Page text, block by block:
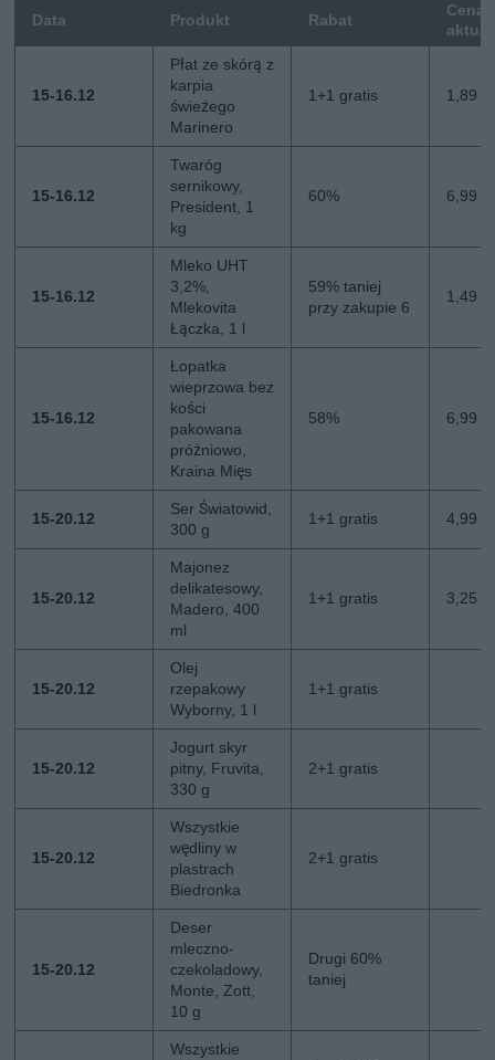
Data Produkt Rabat
Cena
15-16.12
Płat ze skórą z
karpia
świeżego
Marinero
1+1 gratis 1,89
15-16.12
Twaróg
sernikowy,
President, 1
kg
60% 6,99
15-16.12
Mleko UHT
3,2%,
Mlekovita
Łączka, 1 l
59% taniej
przy zakupie 6
1,49
15-16.12
Łopatka
wieprzowa bez
kości
pakowana
próżniowo,
Kraina Mięs
58% 6,99
15-20.12
Ser Światowid,
300 g
1+1 gratis 4,99
15-20.12
Majonez
delikatesowy,
Madero, 400
ml
1+1 gratis 3,25
15-20.12
Olej
rzepakowy
Wyborny, 1 l
1+1 gratis
15-20.12
Jogurt skyr
pitny, Fruvita,
330 g
2+1 gratis
15-20.12
Wszystkie
wędliny w
plastrach
Biedronka
2+1 gratis
15-20.12
Deser
mleczno-
czekoladowy,
Monte, Zott,
10 g
Drugi 60%
taniej
Wszystkie